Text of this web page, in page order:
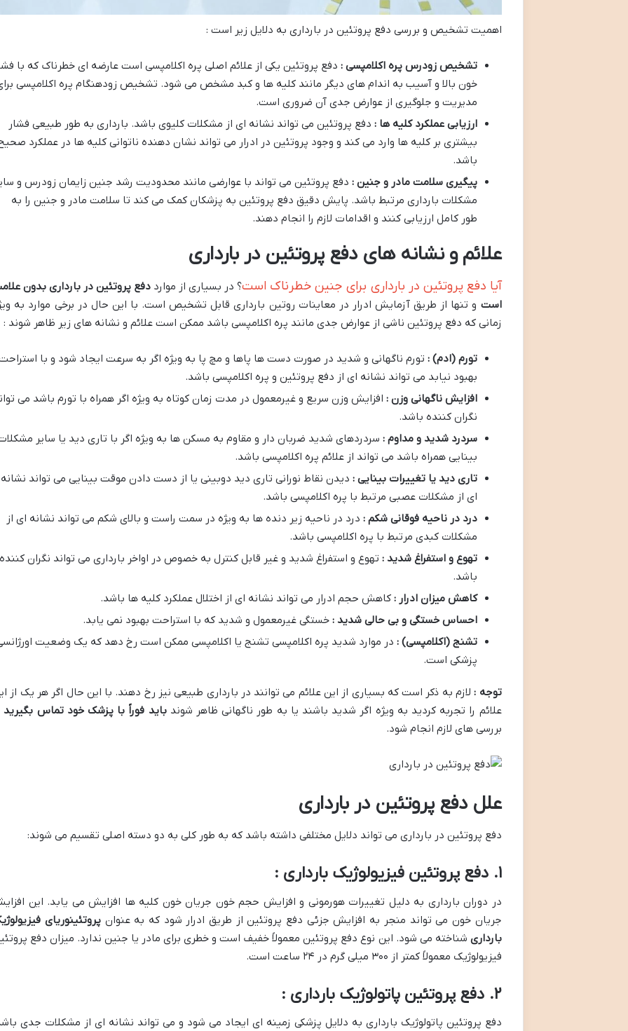
اهمیت تشخیص و بررسی دفع پروتئین در بارداری به دلایل زیر است :
تشخیص زودرس پره اکلامپسی : دفع پروتئین یکی از علائم اصلی پره اکلامپسی است عارضه ای خطرناک که با
خون بالا و آسیب به اندام های دیگر مانند کلیه ها و کبد مشخص می شود. تشخیص زودهنگام پره اکلامپسی
مدیریت و جلوگیری از عوارض جدی آن ضروری است.
ارزیابی عملکرد کلیه ها : دفع پروتئین می تواند نشانه ای از مشکلات کلیوی باشد. بارداری به طور طبیعی فشار
بیشتری بر کلیه ها وارد می کند و وجود پروتئین در ادرار می تواند نشان دهنده ناتوانی کلیه ها در عملکرد
باشد.
پیگیری سلامت مادر و جنین : دفع پروتئین می تواند با عوارضی مانند محدودیت رشد جنین زایمان زودرس و
مشکلات بارداری مرتبط باشد. پایش دقیق دفع پروتئین به پزشکان کمک می کند تا سلامت مادر و جنین را به
طور کامل ارزیابی کنند و اقدامات لازم را انجام دهند.
علائم و نشانه های دفع پروتئین در بارداری
آیا دفع پروتئین در بارداری برای جنین خطرناک است؟ در بسیاری از موارد دفع پروتئین در بارداری بدون
است و تنها از طریق آزمایش ادرار در معاینات روتین بارداری قابل تشخیص است. با این حال در برخی موارد به
زمانی که دفع پروتئین ناشی از عوارض جدی مانند پره اکلامپسی باشد ممکن است علائم و نشانه های زیر ظاهر شوند :
تورم (ادم) : تورم ناگهانی و شدید در صورت دست ها پاها و مچ پا به ویژه اگر به سرعت ایجاد شود و با
بهبود نیابد می تواند نشانه ای از دفع پروتئین و پره اکلامپسی باشد.
افزایش ناگهانی وزن : افزایش وزن سریع و غیرمعمول در مدت زمان کوتاه به ویژه اگر همراه با تورم باشد می
نگران کننده باشد.
سردرد شدید و مداوم : سردردهای شدید ضربان دار و مقاوم به مسکن ها به ویژه اگر با تاری دید یا سایر
بینایی همراه باشد می تواند از علائم پره اکلامپسی باشد.
تاری دید یا تغییرات بینایی : دیدن نقاط نورانی تاری دید دوبینی یا از دست دادن موقت بینایی می تواند نشانه
ای از مشکلات عصبی مرتبط با پره اکلامپسی باشد.
درد در ناحیه فوقانی شکم : درد در ناحیه زیر دنده ها به ویژه در سمت راست و بالای شکم می تواند نشانه ای از
مشکلات کبدی مرتبط با پره اکلامپسی باشد.
تهوع و استفراغ شدید : تهوع و استفراغ شدید و غیر قابل کنترل به خصوص در اواخر بارداری می تواند نگران
باشد.
کاهش میزان ادرار :کاهش حجم ادرار می تواند نشانه ای از اختلال عملکرد کلیه ها باشد.
احساس خستگی و بی حالی شدید :خستگی غیرمعمول و شدید که با استراحت بهبود نمی یابد.
تشنج (اکلامپسی) : در موارد شدید پره اکلامپسی تشنج یا اکلامپسی ممکن است رخ دهد که یک وضعیت
پزشکی است.
توجه : لازم به ذکر است که بسیاری از این علائم می توانند در بارداری طبیعی نیز رخ دهند. با این حال اگر هر یک از
علائم را تجربه کردید به ویژه اگر شدید باشند یا به طور ناگهانی ظاهر شوندباید فوراً با پزشک خود تماس بگیرید
بررسی های لازم انجام شود.
علل دفع پروتئین در بارداری
دفع پروتئین در بارداری می تواند دلایل مختلفی داشته باشد که به طور کلی به دو دسته اصلی تقسیم می شوند:
۱. دفع پروتئین فیزیولوژیک بارداری :
در دوران بارداری به دلیل تغییرات هورمونی و افزایش حجم خون جریان خون کلیه ها افزایش می یابد. این
جریان خون می تواند منجر به افزایش جزئی دفع پروتئین از طریق ادرار شود که به عنوانپروتئینوریای
بارداری شناخته می شود. این نوع دفع پروتئین معمولاً خفیف است و خطری برای مادر یا جنین ندارد. میزان دفع
فیزیولوژیک معمولاً کمتر از ۳۰۰ میلی گرم در ۲۴ ساعت است.
۲. دفع پروتئین پاتولوژیک بارداری :
دفع پروتئین پاتولوژیک بارداری به دلایل پزشکی زمینه ای ایجاد می شود و می تواند نشانه ای از مشکلات جدی